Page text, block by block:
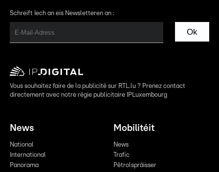
Schreift Iech an eis Newsletteren an :
Ok
Vous souhaitez faire de la publicité sur RTL.lu ? Prenez contact
directement avec notre régie publicitaire IPLuxembourg
News
National
International
Panorama
Mobilitéit
News
Trafic
Pëtrolspräisser